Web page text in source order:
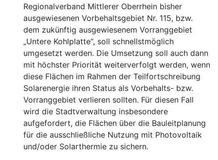
Regionalverband Mittlerer Oberrhein bisher
ausgewiesenen Vorbehaltsgebiet Nr. 115, bzw.
dem zukünftig ausgewiesenem Vorranggebiet
„Untere Kohlplatte“, soll schnellstmöglich
umgesetzt werden. Die Umsetzung soll auch dann
mit höchster Priorität weiterverfolgt werden, wenn
diese Flächen im Rahmen der Teilfortschreibung
Solarenergie ihren Status als Vorbehalts- bzw.
Vorranggebiet verlieren sollten. Für diesen Fall
wird die Stadtverwaltung insbesondere
aufgefordert, die Flächen über die Bauleitplanung
für die ausschließliche Nutzung mit Photovoltaik
und/oder Solarthermie zu sichern.